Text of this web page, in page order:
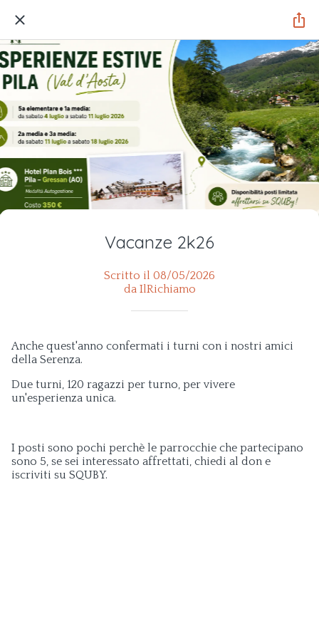
Vacanze 2k26
Scritto il 08/05/2026
da IlRichiamo
Anche quest'anno confermati i turni con i nostri amici
della Serenza.
Due turni, 120 ragazzi per turno, per vivere
un'esperienza unica.
I posti sono pochi perchè le parrocchie che partecipano
sono 5, se sei interessato affrettati, chiedi al don e
iscriviti su SQUBY.